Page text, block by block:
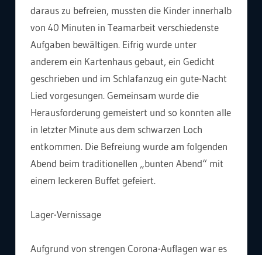
daraus zu befreien, mussten die Kinder innerhalb
von 40 Minuten in Teamarbeit verschiedenste
Aufgaben bewältigen. Eifrig wurde unter
anderem ein Kartenhaus gebaut, ein Gedicht
geschrieben und im Schlafanzug ein gute-Nacht
Lied vorgesungen. Gemeinsam wurde die
Herausforderung gemeistert und so konnten alle
in letzter Minute aus dem schwarzen Loch
entkommen. Die Befreiung wurde am folgenden
Abend beim traditionellen „bunten Abend“ mit
einem leckeren Buffet gefeiert.
Lager-Vernissage
Aufgrund von strengen Corona-Auflagen war es